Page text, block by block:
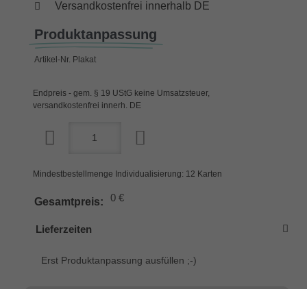
Versandkostenfrei innerhalb DE
Produktanpassung
Artikel-Nr. Plakat
Endpreis - gem. § 19 UStG keine Umsatzsteuer,
versandkostenfrei innerh. DE
Mindestbestellmenge Individualisierung: 12 Karten
Gesamtpreis: 0 €
Lieferzeiten
Erst Produktanpassung ausfüllen ;-)